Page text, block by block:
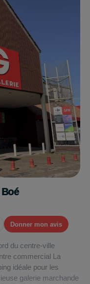
Donner mon avis
du centre-ville
commercial La
idéale pour les
galerie marchande